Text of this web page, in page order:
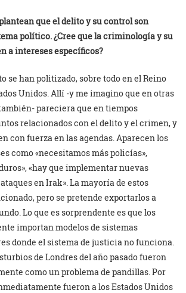
que el delito y su control son
político. ¿Cree que la criminología y su
a intereses específicos?
se han politizado, sobre todo en el Reino
Unidos. Allí -y me imagino que en otras
pareciera que en tiempos
relacionados con el delito y el crimen, y
con fuerza en las agendas. Aparecen los
como «necesitamos más policías»,
«hay que implementar nuevas
en Irak». La mayoría de estos
pero se pretende exportarlos a
Lo que es sorprendente es que los
importan modelos de sistemas
donde el sistema de justicia no funciona.
de Londres del año pasado fueron
como un problema de pandillas. Por
fueron a los Estados Unidos